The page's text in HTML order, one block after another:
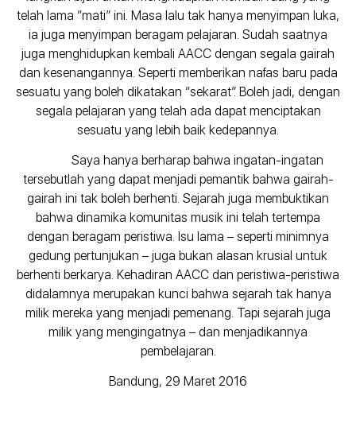
telah lama “mati” ini. Masa lalu tak hanya menyimpan luka,
ia juga menyimpan beragam pelajaran. Sudah saatnya
juga menghidupkan kembali AACC dengan segala gairah
dan kesenangannya. Seperti memberikan nafas baru pada
sesuatu yang boleh dikatakan “sekarat”. Boleh jadi, dengan
segala pelajaran yang telah ada dapat menciptakan
sesuatu yang lebih baik kedepannya.
Saya hanya berharap bahwa ingatan-ingatan
tersebutlah yang dapat menjadi pemantik bahwa gairah-
gairah ini tak boleh berhenti. Sejarah juga membuktikan
bahwa dinamika komunitas musik ini telah tertempa
dengan beragam peristiwa. Isu lama – seperti minimnya
gedung pertunjukan – juga bukan alasan krusial untuk
berhenti berkarya. Kehadiran AACC dan peristiwa-peristiwa
didalamnya merupakan kunci bahwa sejarah tak hanya
milik mereka yang menjadi pemenang. Tapi sejarah juga
milik yang mengingatnya – dan menjadikannya
pembelajaran.
Bandung, 29 Maret 2016